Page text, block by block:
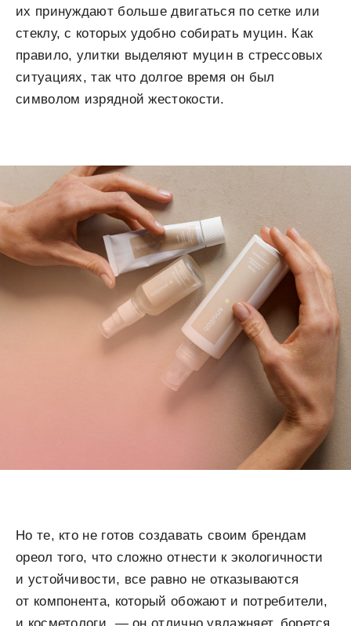
их принуждают больше двигаться по сетке или
стеклу, с которых удобно собирать муцин. Как
правило, улитки выделяют муцин в стрессовых
ситуациях, так что долгое время он был
символом изрядной жестокости.
Но те, кто не готов создавать своим брендам
ореол того, что сложно отнести к экологичности
и устойчивости, все равно не отказываются
от компонента, который обожают и потребители,